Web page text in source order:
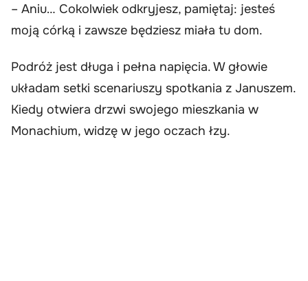
– Aniu… Cokolwiek odkryjesz, pamiętaj: jesteś
moją córką i zawsze będziesz miała tu dom.
Podróż jest długa i pełna napięcia. W głowie
układam setki scenariuszy spotkania z Januszem.
Kiedy otwiera drzwi swojego mieszkania w
Monachium, widzę w jego oczach łzy.